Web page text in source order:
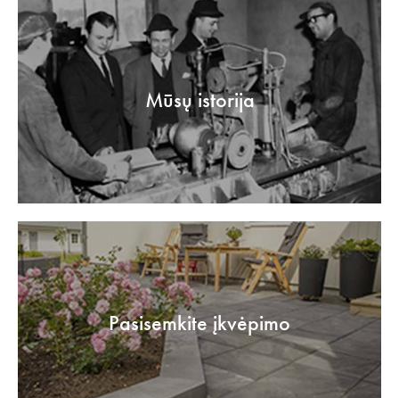
Mūsų istorija
Pasisemkite įkvėpimo